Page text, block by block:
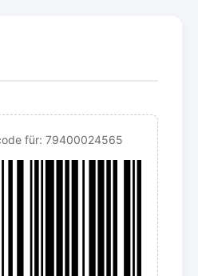
für: 79400024565